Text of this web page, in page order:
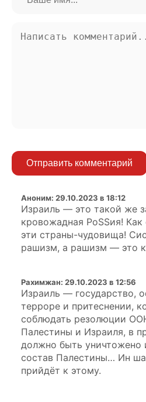
Отправить комментарий
Аноним: 29.10.2023 в 18:12
Израиль — это такой же
кровожадная РоSSия!
эти страны-чудовища!
рашизм, а рашизм — это
Рахимжан: 29.10.2023 в 12:56
Израиль — государство,
терроре и притеснении,
соблюдать резолюции
Палестины и Израиля, в
должно быть уничтожено
состав Палестины… Ин
прийдёт к этому.